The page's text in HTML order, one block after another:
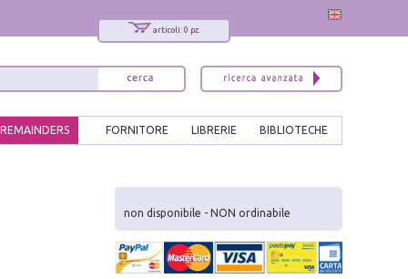
articoli: 0 pz.
BIBLIOTECHE
LIBRERIE
FORNITORE
REMAINDERS
non disponibile - NON ordinabile
x
Interessato ai nostri libri?
Allora iscriviti alla nostra newsletter!
Sarai informato delle nostre novità, potrai
comunque cancellarti quando desideri.